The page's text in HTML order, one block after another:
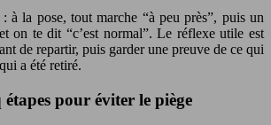
à la pose, tout marche “à peu près”, puis un
on te dit “c’est normal”. Le réflexe utile est
de repartir, puis garder une preuve de ce qui
a été retiré.
pour éviter le piège